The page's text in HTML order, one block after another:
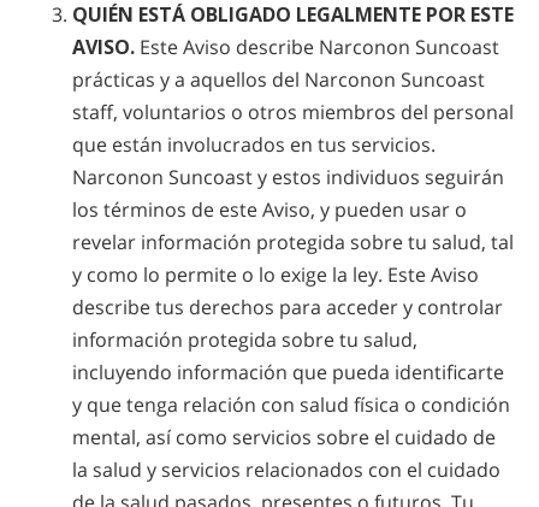
QUIÉN ESTÁ OBLIGADO LEGALMENTE POR ESTE
AVISO. Este Aviso describe Narconon Suncoast
prácticas y a aquellos del Narconon Suncoast
staff, voluntarios o otros miembros del personal
que están involucrados en tus servicios.
Narconon Suncoast y estos individuos seguirán
los términos de este Aviso, y pueden usar o
revelar información protegida sobre tu salud, tal
y como lo permite o lo exige la ley. Este Aviso
describe tus derechos para acceder y controlar
información protegida sobre tu salud,
incluyendo información que pueda identificarte
y que tenga relación con salud física o condición
mental, así como servicios sobre el cuidado de
la salud y servicios relacionados con el cuidado